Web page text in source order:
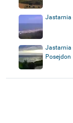
Jastarnia
Jastarnia
Posejdon